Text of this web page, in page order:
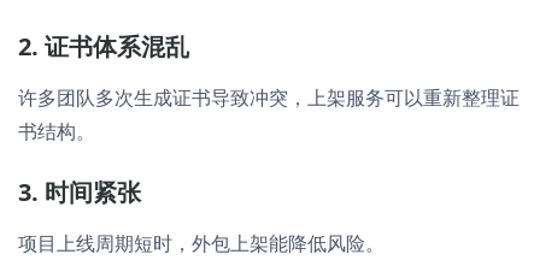
2. 证书体系混乱
许多团队多次生成证书导致冲突，上架服务可以重新整理证
书结构。
3. 时间紧张
项目上线周期短时，外包上架能降低风险。